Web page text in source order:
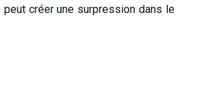
créer une surpression dans le